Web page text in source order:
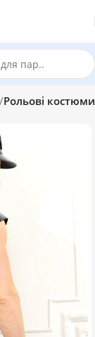
Рольові костюми